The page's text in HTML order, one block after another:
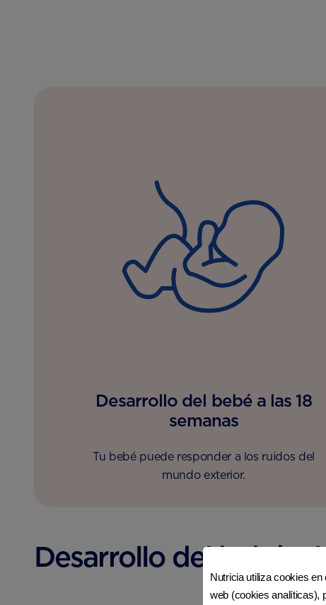
Desarrollo del bebé a las 18
semanas
Tu bebé puede responder a los ruidos del
mundo exterior.
Desarrollo del bebé a
Nutricia utiliza cookies
web (cookies analíticas),